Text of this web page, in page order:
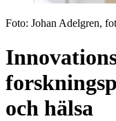
Foto: Johan Adelgren,
och hälsa